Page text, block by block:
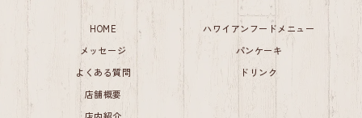
HOME
メッセージ
よくある質問
ハワイアンフードメニュー
パンケーキ
ドリンク
店舗概要
店内紹介